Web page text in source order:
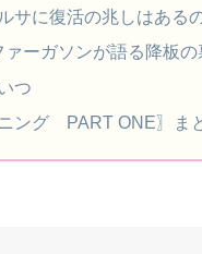
サに復活の兆しはある
ァーガソンが語る降板の
つ
ング PART ONE〗ま